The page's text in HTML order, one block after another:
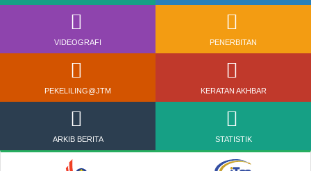
VIDEOGRAFI PENERBITAN
PEKELILING@JTM KERATAN AKHBAR
ARKIB BERITA STATISTIK